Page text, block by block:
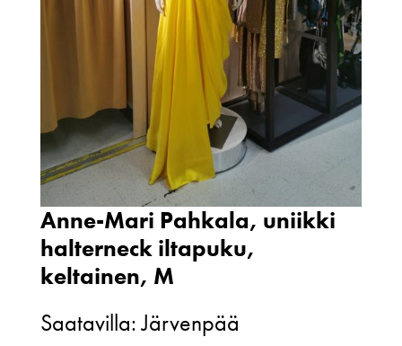
Anne-Mari Pahkala, uniikki
halterneck iltapuku,
keltainen, M
Saatavilla: Järvenpää